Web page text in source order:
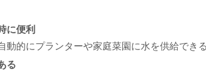
に便利
的にプランターや家庭菜園に水を供給でき
る